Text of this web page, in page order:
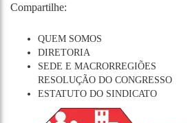
Compartilhe:
QUEM SOMOS
DIRETORIA
SEDE E MACRORREGIÕES
RESOLUÇÃO DO CONGRESSO
ESTATUTO DO SINDICATO